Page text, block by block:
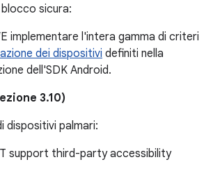
sicura:
implementare l'intera gamma di criteri
dei dispositivi definiti nella
dell'SDK Android.
3.10)
dispositivi palmari:
support third-party accessibility